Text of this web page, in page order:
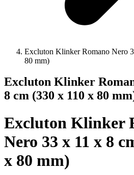
Excluton Klinker Romano Nero
80 mm)
Excluton Klinker
8 cm (330 x 110 x 80
Excluton Klinker
Nero 33 x 11 x 8
x 80 mm)